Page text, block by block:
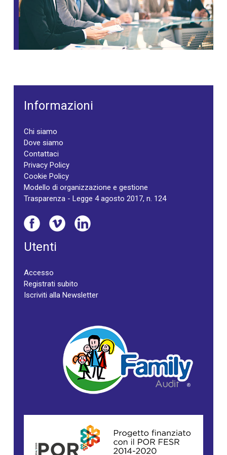
Informazioni
Chi siamo
Dove siamo
Contattaci
Privacy Policy
Cookie Policy
Modello di organizzazione e gestione
Trasparenza - Legge 4 agosto 2017, n. 124
Utenti
Accesso
Registrati subito
Iscriviti alla Newsletter